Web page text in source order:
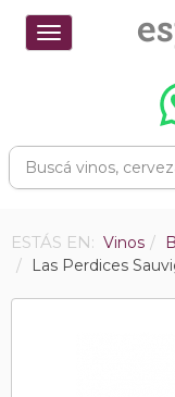
Toggle
navigation
ESTÁS EN: Vinos
Las Perdices